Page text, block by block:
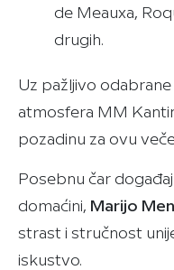
de Meauxa,
drugih.
Uz pažljivo
atmosfera MM
pozadinu za ovu
Posebnu čar
domaćini, Marijo
strast i stručnost
iskustvo.